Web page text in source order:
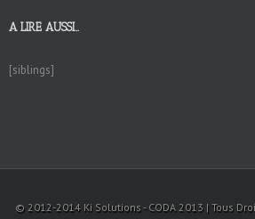
A LIRE AUSSI…
[siblings]
© 2012-2014 Ki Solutions - CODA 2013 | Tous